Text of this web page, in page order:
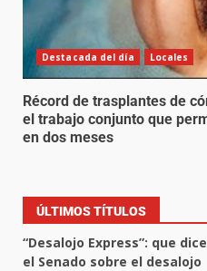
Destacada del día Locales
Récord de trasplantes de
el trabajo conjunto que
en dos meses
ÚLTIMOS TÍTULOS
“Desalojo Express”: que
el Senado sobre el desalojo